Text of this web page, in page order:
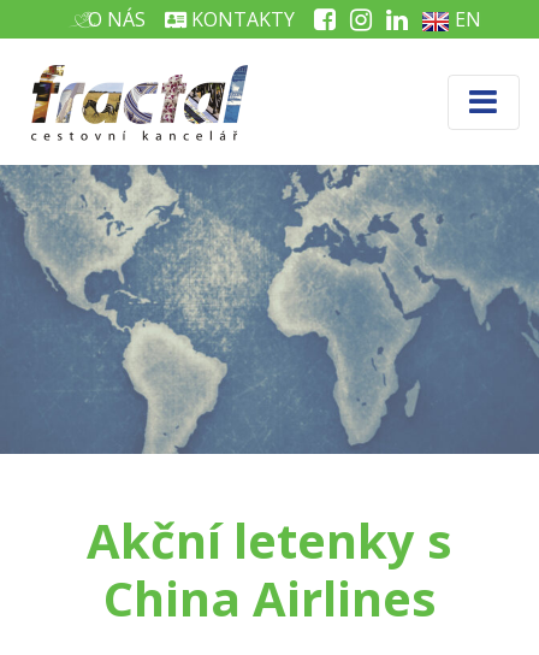
O NÁS KONTAKTY EN
Akční letenky s
China Airlines